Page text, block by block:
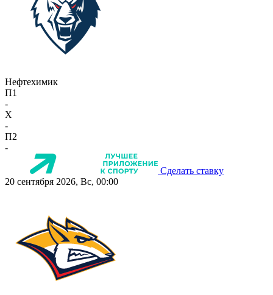
Нефтехимик
П1
-
X
-
П2
-
Сделать ставку
20 сентября 2026, Вс, 00:00